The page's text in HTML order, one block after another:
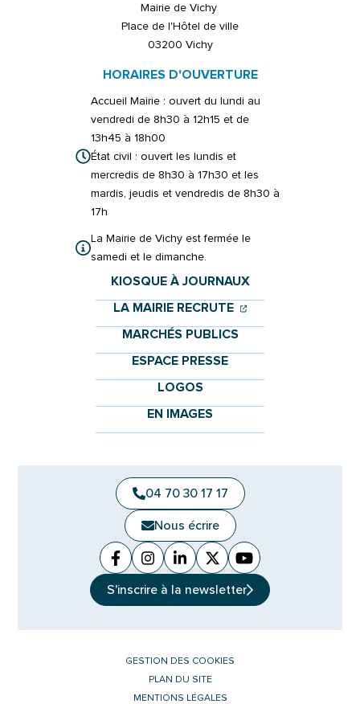
Mairie de Vichy
Place de l'Hôtel de ville
03200 Vichy
HORAIRES D'OUVERTURE
Accueil Mairie : ouvert du lundi au
vendredi de 8h30 à 12h15 et de
13h45 à 18h00
État civil : ouvert les lundis et
mercredis de 8h30 à 17h30 et les
mardis, jeudis et vendredis de 8h30 à
17h
La Mairie de Vichy est fermée le
samedi et le dimanche.
KIOSQUE À JOURNAUX
LA MAIRIE RECRUTE (OUVERTURE
(OUVERTURE
MARCHÉS PUBLICS
ESPACE PRESSE
LOGOS
EN IMAGES
04 70 30 17 17
Nous écrire
Facebook
(ouverture dans un nouvel onglet)
Instagram
(ouverture dans un nouvel
Linkedin
(ouverture dans un nouvel
X (Twitter)
(ouverture dans un
YouTube
(ouverture dans
S'inscrire à la newsletter
GESTION DES COOKIES
PLAN DU SITE
MENTIONS LÉGALES